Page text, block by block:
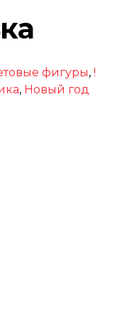
фигуры,!
, Новый год